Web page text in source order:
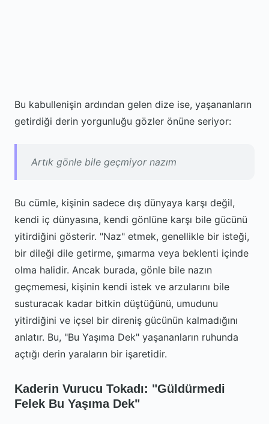
Bu kabullenişin ardından gelen dize ise, yaşananların
getirdiği derin yorgunluğu gözler önüne seriyor:
Artık gönle bile geçmiyor nazım
Bu cümle, kişinin sadece dış dünyaya karşı değil,
kendi iç dünyasına, kendi gönlüne karşı bile gücünü
yitirdiğini gösterir. "Naz" etmek, genellikle bir isteği,
bir dileği dile getirme, şımarma veya beklenti içinde
olma halidir. Ancak burada, gönle bile nazın
geçmemesi, kişinin kendi istek ve arzularını bile
susturacak kadar bitkin düştüğünü, umudunu
yitirdiğini ve içsel bir direniş gücünün kalmadığını
anlatır. Bu, "Bu Yaşıma Dek" yaşananların ruhunda
açtığı derin yaraların bir işaretidir.
Kaderin Vurucu Tokadı: "Güldürmedi
Felek Bu Yaşıma Dek"